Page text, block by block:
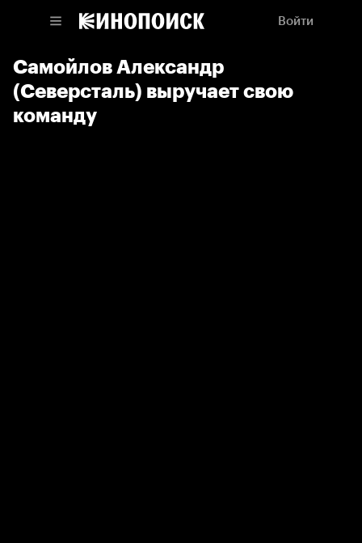
Войти
Самойлов Александр
(Северсталь) выручает свою
команду